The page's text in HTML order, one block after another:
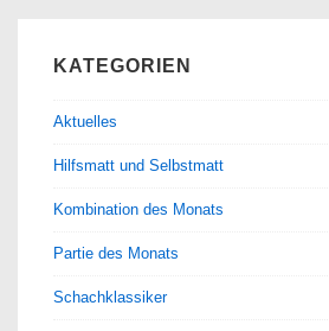
KATEGORIEN
Aktuelles
Hilfsmatt und Selbstmatt
Kombination des Monats
Partie des Monats
Schachklassiker